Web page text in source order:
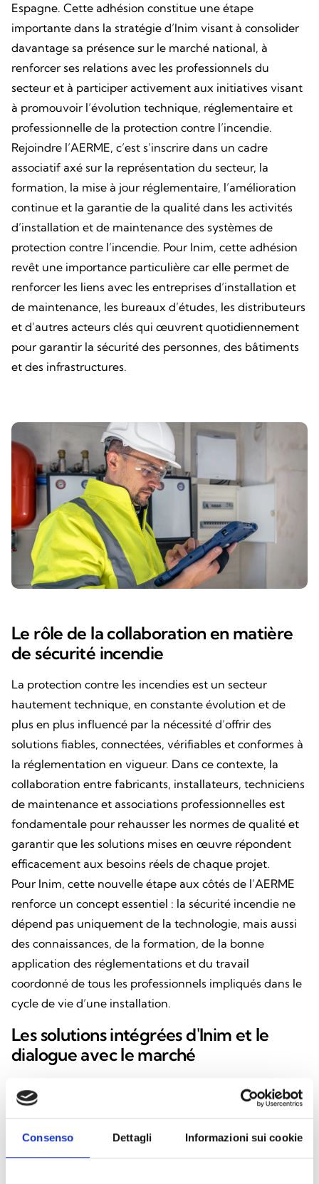
Consenso Dettagli Informazioni sui cookie
Espagne. Cette adhésion constitue une étape
importante dans la stratégie d’Inim visant à consolider
davantage sa présence sur le marché national, à
renforcer ses relations avec les professionnels du
secteur et à participer activement aux initiatives visant
à promouvoir l’évolution technique, réglementaire et
professionnelle de la protection contre l’incendie.
Rejoindre l’AERME, c’est s’inscrire dans un cadre
associatif axé sur la représentation du secteur, la
formation, la mise à jour réglementaire, l’amélioration
continue et la garantie de la qualité dans les activités
d’installation et de maintenance des systèmes de
protection contre l’incendie. Pour Inim, cette adhésion
revêt une importance particulière car elle permet de
renforcer les liens avec les entreprises d’installation et
de maintenance, les bureaux d’études, les distributeurs
et d’autres acteurs clés qui œuvrent quotidiennement
pour garantir la sécurité des personnes, des bâtiments
et des infrastructures.
Le rôle de la collaboration en matière
de sécurité incendie
La protection contre les incendies est un secteur
hautement technique, en constante évolution et de
plus en plus influencé par la nécessité d’offrir des
solutions fiables, connectées, vérifiables et conformes à
la réglementation en vigueur. Dans ce contexte, la
collaboration entre fabricants, installateurs, techniciens
de maintenance et associations professionnelles est
fondamentale pour rehausser les normes de qualité et
garantir que les solutions mises en œuvre répondent
efficacement aux besoins réels de chaque projet.
Pour Inim, cette nouvelle étape aux côtés de l’AERME
renforce un concept essentiel : la sécurité incendie ne
dépend pas uniquement de la technologie, mais aussi
des connaissances, de la formation, de la bonne
application des réglementations et du travail
coordonné de tous les professionnels impliqués dans le
cycle de vie d’une installation.
Les solutions intégrées d'Inim et le
dialogue avec le marché
Depuis sa création, Inim a misé sur le développement
en interne de ses propres solutions, sur l’innovation
qualifié de ses clients. L’entreprise conçoit et fabrique